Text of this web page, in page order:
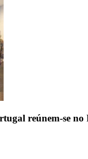
reúnem-se